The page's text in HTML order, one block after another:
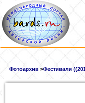
Фотоархив >Фестивали